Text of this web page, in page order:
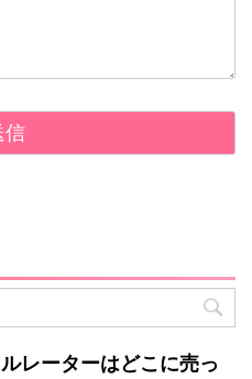
レーターはどこに売っ